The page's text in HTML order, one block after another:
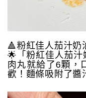
🔺粉紅佳人茄汁奶
🌟「粉紅佳人茄
肉丸就給了6顆，
歡！麵條吸附了醬